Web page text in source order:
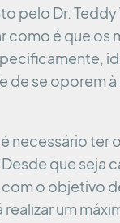
pelo Dr. Teddy
como é que os
de se oporem
necessário
que seja
o objetivo
realizar um